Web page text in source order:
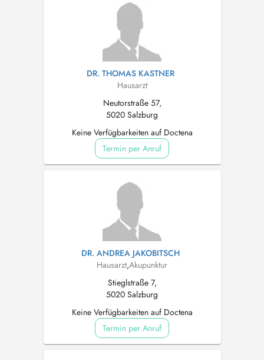
DR. THOMAS KASTNER
Hausarzt
Neutorstraße 57,
5020 Salzburg
Keine Verfügbarkeiten auf Doctena
Termin per Anruf
DR. ANDREA JAKOBITSCH
Hausarzt,Akupunktur
Stieglstraße 7,
5020 Salzburg
Keine Verfügbarkeiten auf Doctena
Termin per Anruf